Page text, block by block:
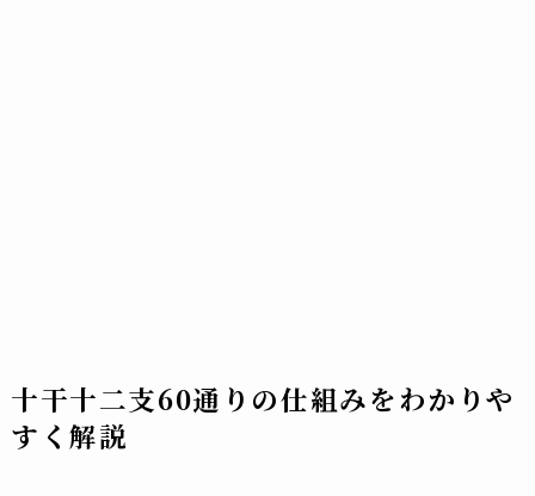
十干十二支60通りの仕組みをわかりや
すく解説